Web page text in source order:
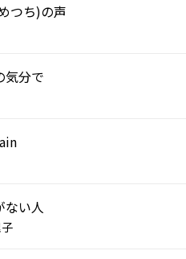
つち)の声
気分で
ない人